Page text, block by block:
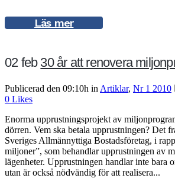
Läs mer
02 feb 30 år att renovera
Publicerad den 09:10h in Artiklar, Nr 1 2010
0 Likes
Enorma upprustningsprojekt av
dörren. Vem ska betala upprustningen? Det
Sveriges Allmännyttiga Bostadsföretag, i
miljoner”, som behandlar upprustningen av
lägenheter. Upprustningen handlar inte bara
utan är också nödvändig för att realisera...